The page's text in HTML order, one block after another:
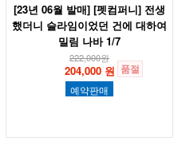
[23년 06월 발매] [펫컴퍼니] 전생
했더니 슬라임이었던 건에 대하여
밀림 나바 1/7
222,000원
204,000 원 품절
예약판매